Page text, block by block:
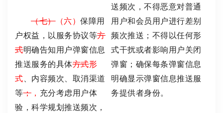
（七）（六）保障用
户权益，以服务协议等方
式明确告知用户弹窗信息
推送服务的具体方式形
式、内容频次、取消渠道
等； ， 充分考虑用户体
验，科学规划推送频次，
送频次，不得恶意对普通
用户和会员用户进行差别
频次推送；不得以任何形
式干扰或者影响用户关闭
弹窗；确保每条弹窗信息
明确显示弹窗信息推送服
务提供者身份。